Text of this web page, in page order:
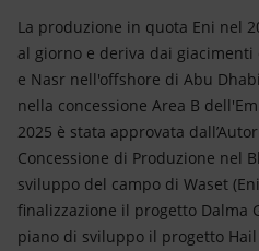
La produzione in quota Eni nel
al giorno e deriva dai giacimenti
e Nasr nell'offshore di Abu
nella concessione Area B
2025 è stata approvata
Concessione di Produzione nel
sviluppo del campo di Waset
finalizzazione il progetto Dalma
piano di sviluppo il progetto Hail